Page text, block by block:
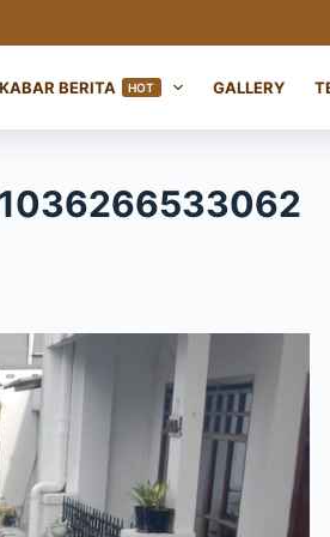
KABAR BERITA HOT GALLERY